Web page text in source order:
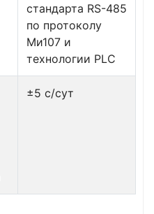
стандарта RS-485
по протоколу
Ми107 и
технологии PLC
±5 с/сут